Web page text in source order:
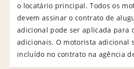
o locatário principal. Todos os
devem assinar o contrato de
adicional pode ser aplicada para
adicionais. O motorista adicional
incluído no contrato na agência